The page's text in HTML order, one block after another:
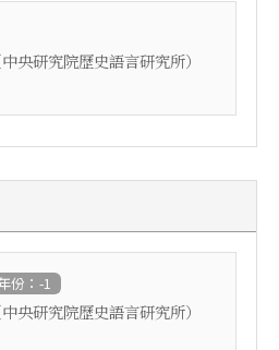
央研究院歷史語言研究所）
份：-1
央研究院歷史語言研究所）